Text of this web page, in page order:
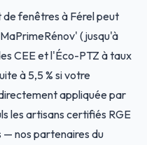
de fenêtres à Férel peut
(jusqu'à
CEE et l'Éco-PTZ à taux
à 5,5 % si votre
appliquée par
les artisans certifiés RGE
— nos partenaires du